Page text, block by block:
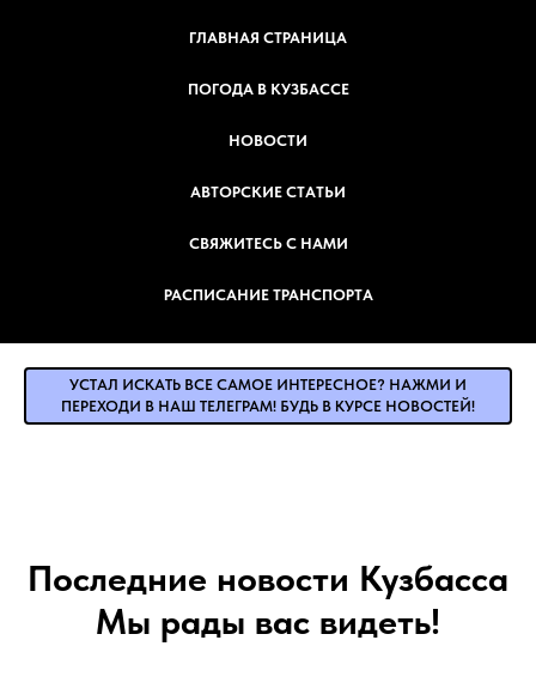
ГЛАВНАЯ СТРАНИЦА
ПОГОДА В КУЗБАССЕ
НОВОСТИ
АВТОРСКИЕ СТАТЬИ
СВЯЖИТЕСЬ С НАМИ
РАСПИСАНИЕ ТРАНСПОРТА
УСТАЛ ИСКАТЬ ВСЕ САМОЕ ИНТЕРЕСНОЕ? НАЖМИ И
ПЕРЕХОДИ В НАШ ТЕЛЕГРАМ! БУДЬ В КУРСЕ НОВОСТЕЙ!
Последние новости Кузбасса
Мы рады вас видеть!